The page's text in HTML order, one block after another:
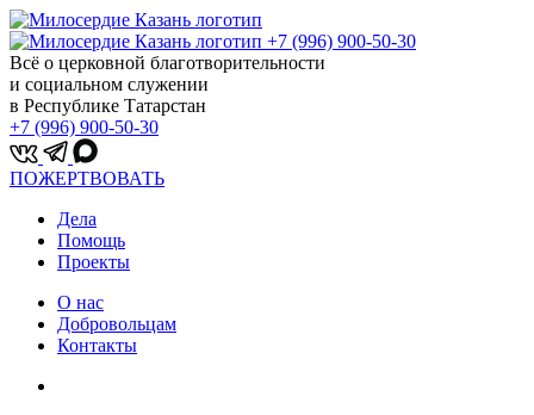
+7 (996) 900-50-30
Всё о церковной благотворительности
и социальном служении
в Республике Татарстан
+7 (996) 900-50-30
ПОЖЕРТВОВАТЬ
Дела
Помощь
Проекты
О нас
Добровольцам
Контакты